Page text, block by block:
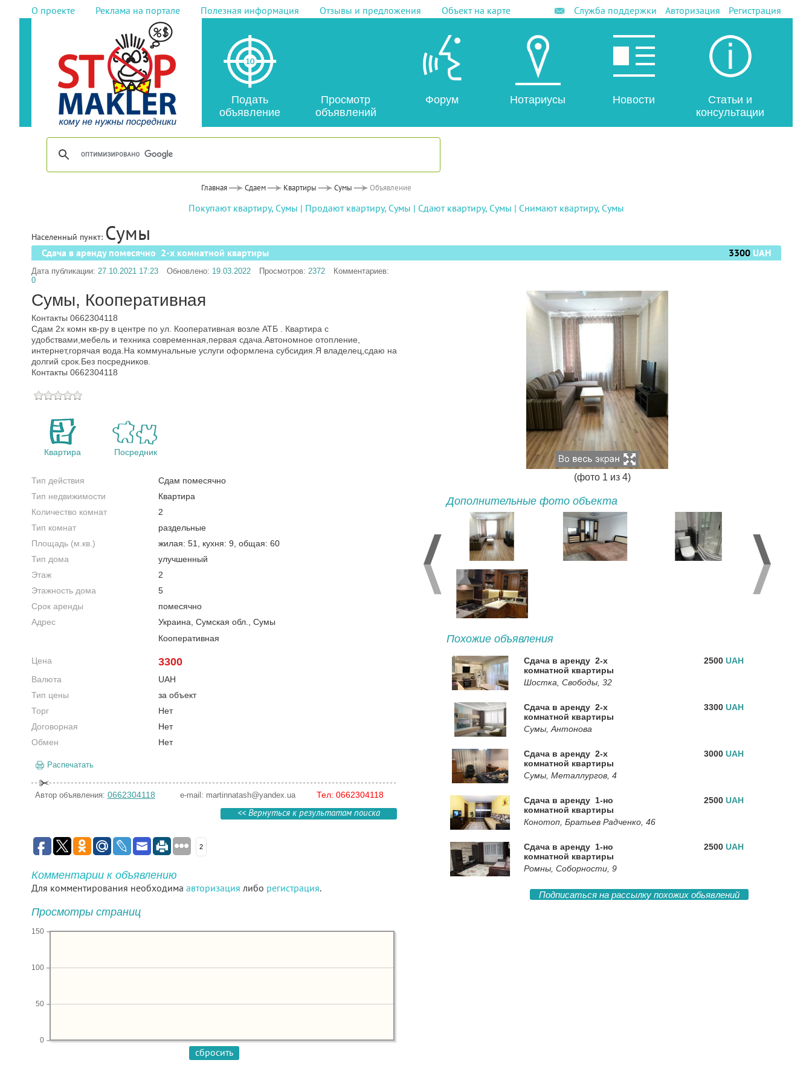
О проекте Реклама на портале Полезная информация Отзывы и предложения Объект на карте Служба поддержки Авторизация Регистрация
Подать
объявление
Просмотр
объявлений
Форум Нотариусы Новости
Статьи и
консультации
Главная Сдаем Квартиры Сумы Объявление
Покупают квартиру, Сумы | Продают квартиру, Сумы | Сдают квартиру, Сумы | Снимают квартиру, Сумы
Населенный пункт: Сумы
Сдача в аренду помесячно 2-х комнатной квартиры 3300UAH
Дата публикации: 27.10.2021 17:23 Обновлено: 19.03.2022 Просмотров: 2372
Комментариев:
0
Сумы, Кооперативная
Контакты 0662304118
Сдам 2х комн кв-ру в центре по ул. Кооперативная возле АТБ . Квартира с
удобствами,мебель и техника современная,первая сдача.Автономное отопление,
интернет,горячая вода.На коммунальные услуги оформлена субсидия.Я владелец,сдаю на
долгий срок.Без посредников.
Контакты 0662304118
Квартира Посредник
Тип действия
Сдам помесячно
Тип недвижимости
Квартира
Количество комнат
2
Тип комнат
раздельные
Площадь (м.кв.)
жилая: 51, кухня: 9, общая: 60
Тип дома
улучшенный
Этаж
2
Этажность дома
5
Срок аренды
помесячно
Адрес
Украина, Сумская обл., Сумы
Кооперативная
Цена 3300
Валюта
UAH
Тип цены
за объект
Торг
Нет
Договорная
Нет
Обмен
Нет
Распечатать
Автор объявления: 0662304118 e-mail: martinnatash@yandex.ua Тел: 0662304118
<< Вернуться к результатам поиска
2
Комментарии к объявлению
Для комментирования необходима авторизация либо регистрация.
Просмотры страниц
0
50
100
150
сбросить
(фото 1 из 4)
Дополнительные фото объекта
Похожие объявления
Сдача в аренду 2-х
комнатной квартиры
Шостка, Свободы, 32
2500 UAH
Сдача в аренду 2-х
комнатной квартиры
Сумы, Антонова
3300 UAH
Сдача в аренду 2-х
комнатной квартиры
Сумы, Металлургов, 4
3000 UAH
Сдача в аренду 1-но
комнатной квартиры
Конотоп, Братьев Радченко, 46
2500 UAH
Сдача в аренду 1-но
комнатной квартиры
Ромны, Соборности, 9
2500 UAH
Подписаться на рассылку похожих обьявлений